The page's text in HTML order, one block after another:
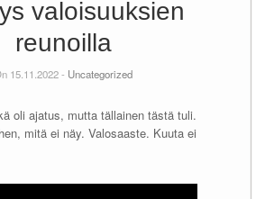
valoisuuksien
reunoilla
15.11.2022 - Uncategorized
oli ajatus, mutta tällainen tästä tuli.
mitä ei näy. Valosaaste. Kuuta ei